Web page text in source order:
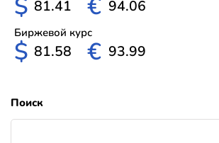
$ 81.41 € 94.06
Биржевой курс
$ 81.58 € 93.99
Поиск